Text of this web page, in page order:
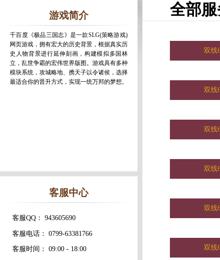
游戏简介
千百度《极品三国志》是一款SLG(策略游戏)
网页游戏，拥有宏大的历史背景，根据真实历
史人物背景进行延伸刻画，构建模拟多国林
立，乱世争霸的宏伟世界版图。游戏具有多种
模块系统，攻城略地、携天子以令诸侯，选择
最适合你的晋升方式，实现一统万邦的梦想。
客服中心
客服QQ： 943605690
客服电话： 0799-63381766
客服时间： 09:00 - 18:00
全部
双线
双线
双线
双线
双线
双线